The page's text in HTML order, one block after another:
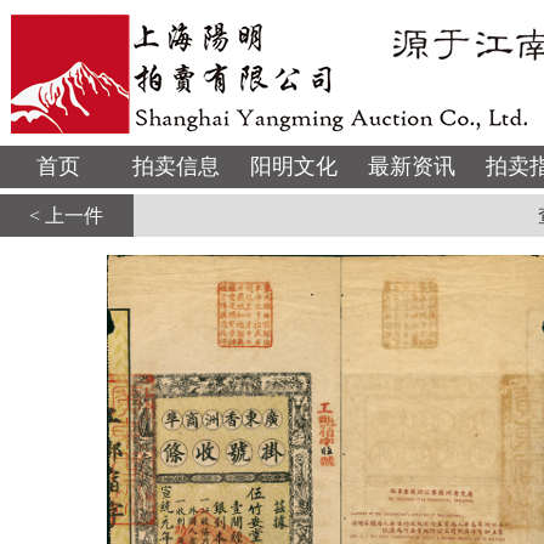
首页 拍卖信息 阳明文化 最新资讯 拍卖
< 上一件